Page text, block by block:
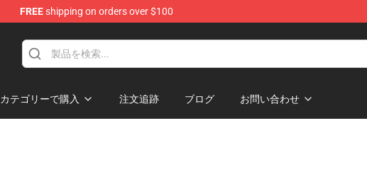
FREEshipping on orders over $100
カテゴリーで購入 注文追跡 ブログ お問い合わせ